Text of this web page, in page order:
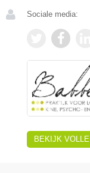
Sociale media:
BEKIJK